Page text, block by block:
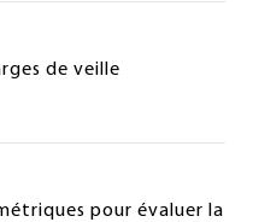
de veille
pour évaluer la